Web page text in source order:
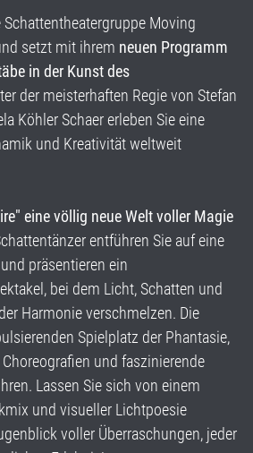
Moving
setzt mit ihrem neuen Programm
in der Kunst des
der meisterhaften Regie von Stefan
Köhler Schaer erleben Sie eine
und Kreativität weltweit
eine völlig neue Welt voller Magie
entführen Sie auf eine
präsentieren ein
bei dem Licht, Schatten und
Harmonie verschmelzen. Die
Spielplatz der Phantasie,
und faszinierende
Lassen Sie sich von einem
und visueller Lichtpoesie
voller Überraschungen, jeder